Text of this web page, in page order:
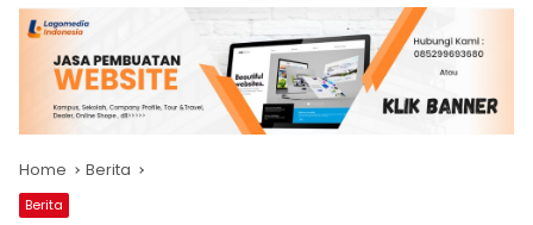
Home Berita
Berita